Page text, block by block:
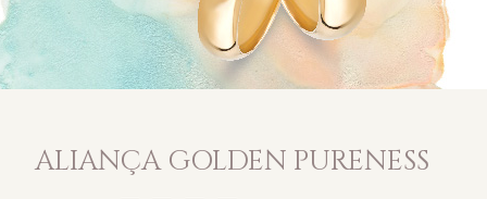
ALIANÇA GOLDEN PURENESS